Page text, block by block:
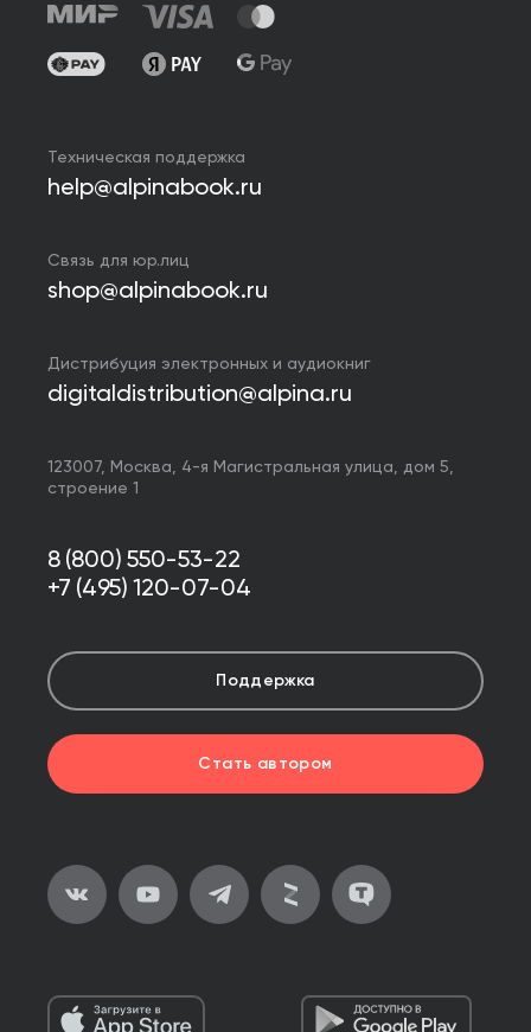
Техническая поддержка
help@alpinabook.ru
Связь для юр.лиц
shop@alpinabook.ru
Дистрибуция электронных и аудиокниг
digitaldistribution@alpina.ru
123007, Москва, 4-я Магистральная улица, дом 5,
строение 1
8 (800) 550-53-22
+7 (495) 120-07-04
Поддержка
Стать автором